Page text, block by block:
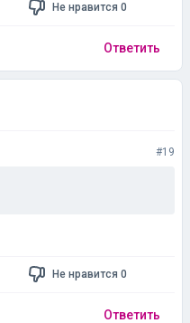
Не нравится 0
Ответить
#19
Не нравится 0
Ответить